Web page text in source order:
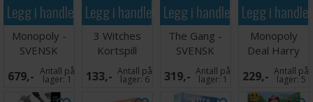
Legg i handlekurven
Monopoly -
SVENSK
679,- Antall på
lager:1
Legg i handlekurven
3 Witches
Kortspill
133,- Antall på
lager:6
Legg i handlekurven
The Gang -
SVENSK
319,- Antall på
lager:1
Legg i
Monopoly
Deal Harry
Potter -
SVENSK
229,- Antall på
lager:5